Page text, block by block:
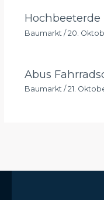
Hochbeeterde
Baumarkt /20.
Abus
Baumarkt/ 21.